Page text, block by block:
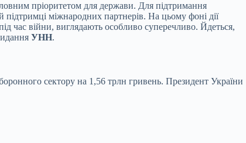
пріоритетом для держави. Для підтримання
підтримці міжнародних партнерів. На цьому фоні дії
час війни, виглядають особливо суперечливо. Йдеться,
УНН.
сектору на 1,56 трлн гривень. Президент України